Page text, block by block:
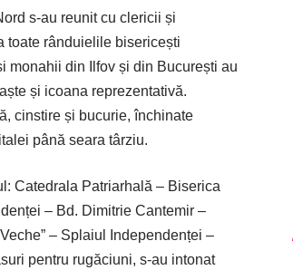
s-au reunit cu clericii și
toate rânduielile bisericești
monahii din Ilfov și din București au
și icoana reprezentativă.
cinstire și bucurie, închinate
până seara târziu.
Catedrala Patriarhală – Biserica
– Bd. Dimitrie Cantemir –
– Splaiul Independenței –
pentru rugăciuni, s-au intonat